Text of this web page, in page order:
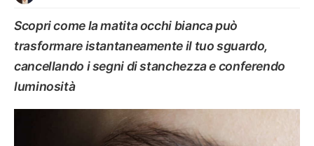
Scopri come la matita occhi bianca può
trasformare istantaneamente il tuo sguardo,
cancellando i segni di stanchezza e conferendo
luminosità